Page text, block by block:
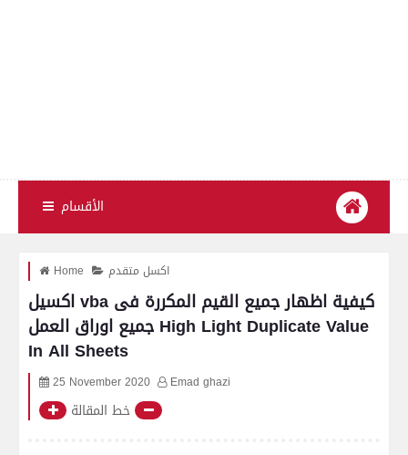
الأقسام
Home اكسل متقدم
اكسيل vba كيفية اظهار جميع القيم المكررة فى
جميع اوراق العمل High Light Duplicate Value
In All Sheets
25 November 2020 Emad ghazi
خط المقالة